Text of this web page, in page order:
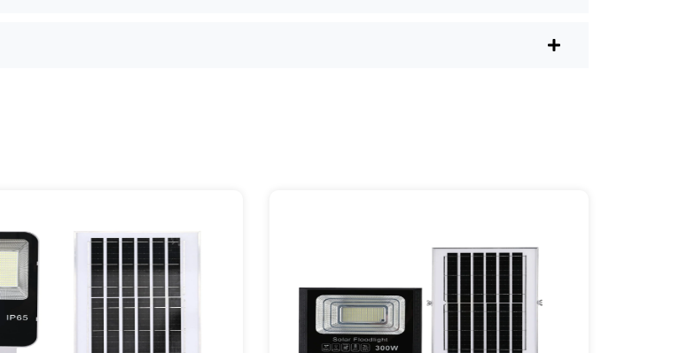
쉬운지 알게 되면 왜 더 빨리 전환하지 않았는지 후회하게 될 것입니다. 비용 대비